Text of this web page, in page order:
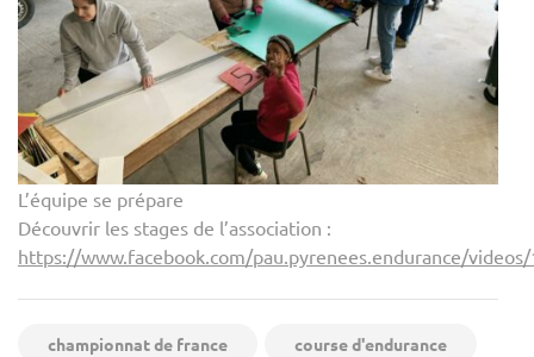
L’équipe se prépare
Découvrir les stages de l’association :
https://www.facebook.com/pau.pyrenees.endurance/
championnat de france
course d'endurance